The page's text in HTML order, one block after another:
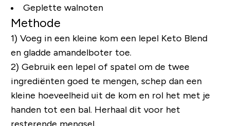
Geplette walnoten
Methode
1) Voeg in een kleine kom een ​​lepel Keto Blend
en gladde amandelboter toe.
2) Gebruik een lepel of spatel om de twee
ingrediënten goed te mengen, schep dan een
kleine hoeveelheid uit de kom en rol het met je
handen tot een bal. Herhaal dit voor het
resterende mengsel.